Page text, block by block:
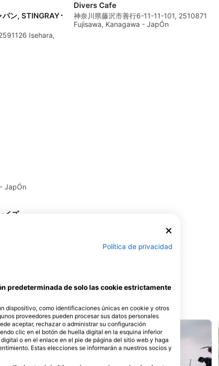
ン, STINGRAY･
Isehara,
Divers Cafe
神奈川県藤沢市善行6-11-11-101, 2510871
Fujisawa, Kanagawa - JapÓn
JapÓn
イズ
Política de privacidad
predeterminada de solo las cookie estrictamente
dispositivo, como identificaciones únicas en cookie y otros
proveedores pueden procesar sus datos personales
aceptar, rechazar o administrar su configuración
clic en el botón de huella digital en la esquina inferior
o en el enlace en el pie de página del sitio web y haga
Estas elecciones se informarán a nuestros socios y